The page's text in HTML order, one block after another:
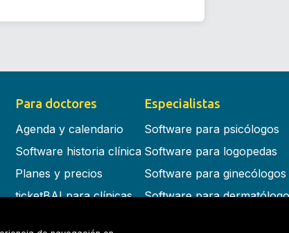
Para doctores
Agenda y calendario
Software historia clínica
Planes y precios
ticketBAI para clínicas
Especialistas
Software para psicólogos
Software para logopedas
Software para ginecólogos
Software para